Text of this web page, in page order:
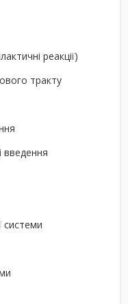
реакції)
тракту
введення
системи